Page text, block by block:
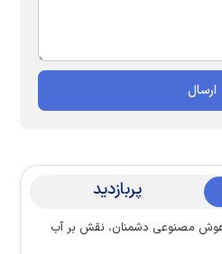
پربازدید
هوش مصنوعی دشمنان، نقش بر آب